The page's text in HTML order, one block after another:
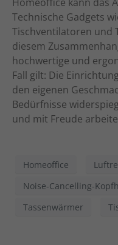
Technische Gadgets
Tischventilatoren und
diesem
hochwertige und
Fall gilt: Die
den eigenen
Bedürfnisse
und mit Freude
Homeoffice
Noise-Cancelling-
Tassenwärmer